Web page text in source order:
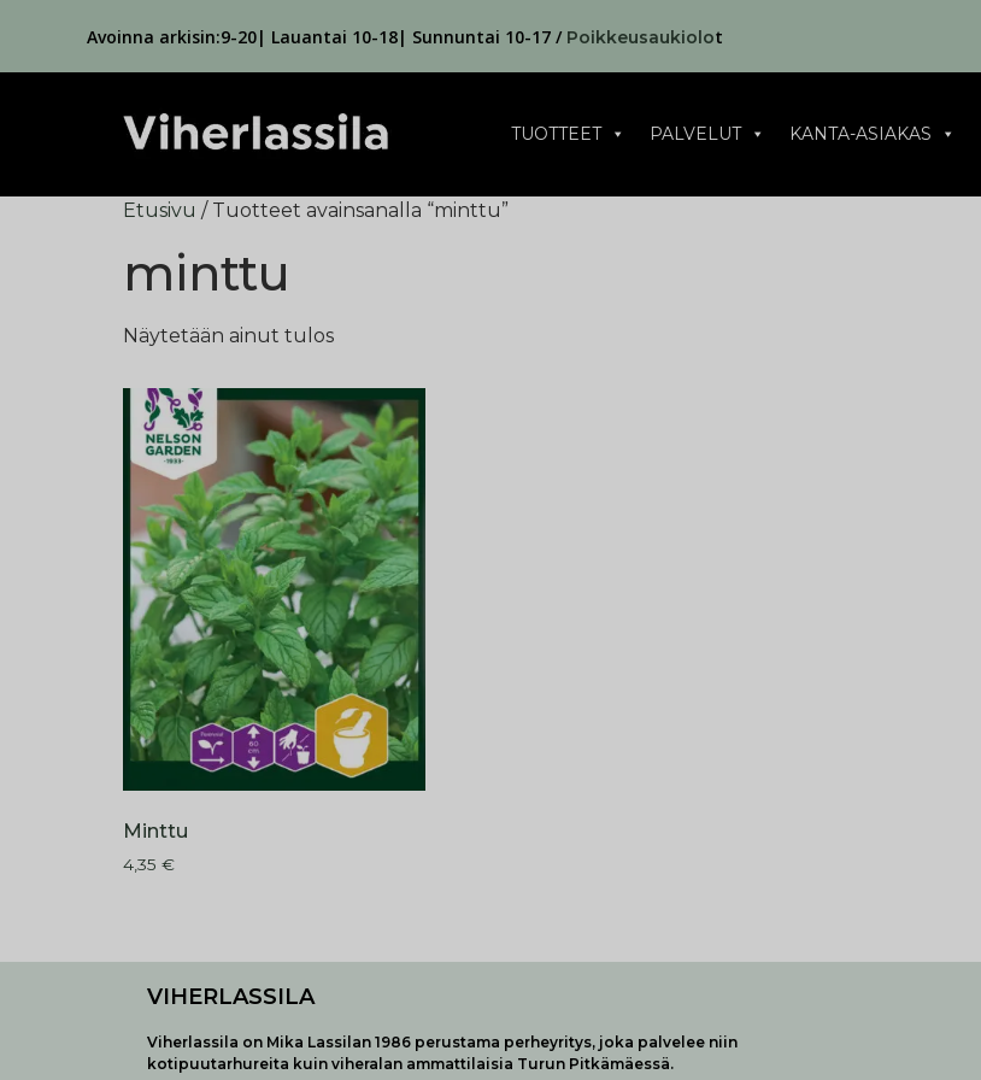
Avoinna arkisin:9-20| Lauantai 10-18| Sunnuntai 10-17 / Poikkeusaukiolot
TUOTTEET PALVELUT KANTA-ASIAKAS
Etusivu / Tuotteet avainsanalla “minttu”
minttu
Näytetään ainut tulos
Minttu
4,35 €
VIHERLASSILA
Viherlassila on Mika Lassilan 1986 perustama perheyritys, joka palvelee niin
kotipuutarhureita kuin viheralan ammattilaisia Turun Pitkämäessä.